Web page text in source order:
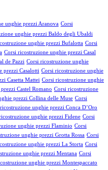
unghie prezzi Aranova Corsi
unghie prezzi Baldo degli Ubaldi
unghie prezzi Bufalotta Corsi
Corsi ricostruzione unghie prezzi Casal
de Pazzi Corsi ricostruzione unghie
prezzi Casalotti Corsi ricostruzione unghie
Casetta Mattei Corsi ricostruzione unghie
Castel Romano Corsi ricostruzione
prezzi Collina delle Muse Corsi
unghie prezzi Conca D’Oro
unghie prezzi Fidene Corsi
unghie prezzi Flaminio Corsi
unghie prezzi Grotta Rossa Corsi
unghie prezzi La Storta Corsi
unghie prezzi Mentana Corsi
unghie prezzi Montespaccato